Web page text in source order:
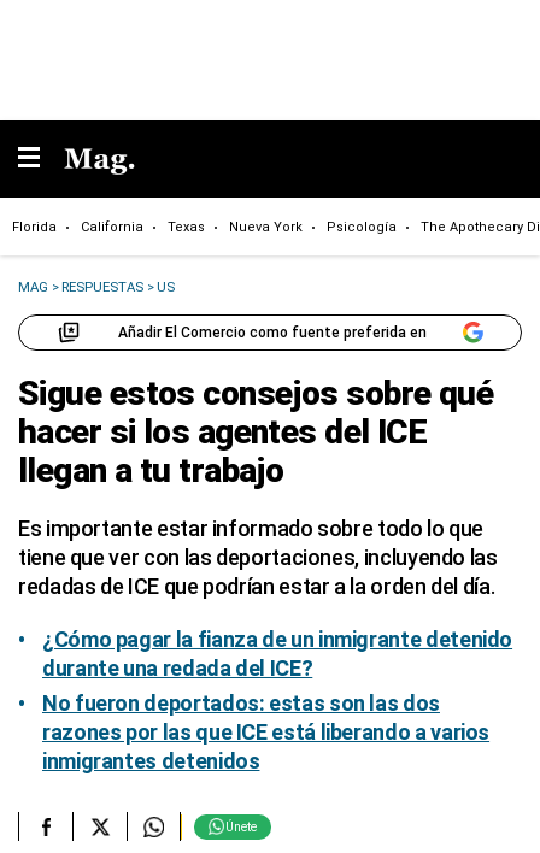
Florida California Texas Nueva York Psicología The Apothecary
MAG >RESPUESTAS >US
Añadir El Comercio como fuente preferida en
Sigue estos consejos sobre qué
hacer si los agentes del ICE
llegan a tu trabajo
Es importante estar informado sobre todo lo que
tiene que ver con las deportaciones, incluyendo las
redadas de ICE que podrían estar a la orden del día.
¿Cómo pagar la fianza de un inmigrante detenido
durante una redada del ICE?
No fueron deportados: estas son las dos
razones por las que ICE está liberando a varios
inmigrantes detenidos
Únete